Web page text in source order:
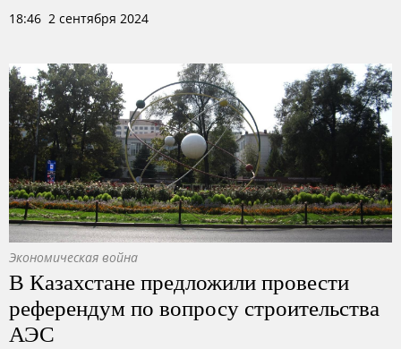
18:46 2 сентября 2024
Экономическая война
В Казахстане предложили провести
референдум по вопросу строительства
АЭС